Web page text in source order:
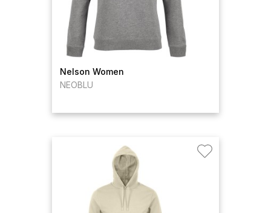
Nelson Women
NEOBLU